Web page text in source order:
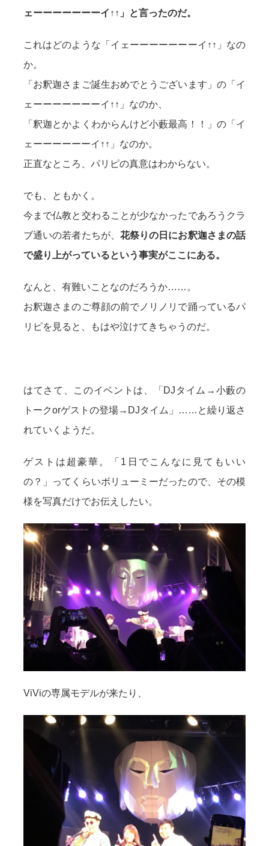
ェーーーーーーーイ↑↑」と言ったのだ。
これはどのような「イェーーーーーーーイ ↑↑ 」なの
か。
「お釈迦さまご誕生おめでとうございます」の「イ
ェーーーーーーーイ ↑↑ 」なのか、
「釈迦とかよくわからんけど小藪最高！！」の「イ
ェーーーーーーイ ↑↑ 」なのか。
正直なところ、パリピの真意はわからない。
でも、ともかく。
今まで仏教と交わることが少なかったであろうクラ
ブ通いの若者たちが、 花祭りの日にお釈迦さまの話
で盛り上がっているという事実がここにある。
なんと、有難いことなのだろうか……。
お釈迦さまのご尊顔の前でノリノリで踊っているパ
リピを見ると、もはや泣けてきちゃうのだ。
はてさて、このイベントは、「DJタイム→小藪の
トークorゲストの登場→DJタイム」……と繰り返さ
れていくようだ。
ゲストは超豪華。「1日でこんなに見てもいい
の？」ってくらいボリューミーだったので、その模
様を写真だけでお伝えしたい。
ViViの専属モデルが来たり、